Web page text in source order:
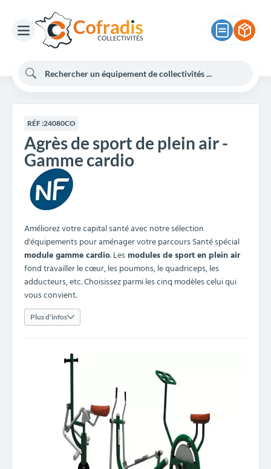
RÉF :24080CO
Agrès de sport de plein air -
Gamme cardio
Améliorez votre capital santé avec notre sélection
d'équipements pour aménager votre parcours Santé spécial
module gamme cardio. Lesmodules de sport en plein air
fond travailler le cœur, les poumons, le quadriceps, les
adducteurs, etc. Choisissez parmi les cinq modèles celui qui
vous convient.
Plus d'infos